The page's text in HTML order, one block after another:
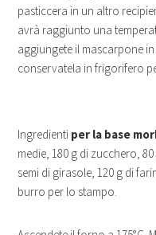
pasticcera in un altro
avrà raggiunto una
aggiungete il mascarpone
conservatela in frigorifero
Ingredienti per la base
medie, 180 g di zucchero,
semi di girasole, 120 g di
burro per lo stampo.